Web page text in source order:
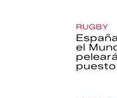
RUGBY
el